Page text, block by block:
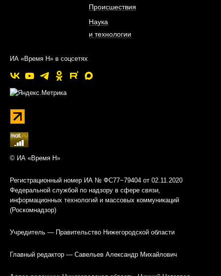
Происшествия
Наука
и технологии
ИА «Время Н» в соцсетях
© ИА «Время Н»
Регистрационный номер ИА № ФС77−79404 от 02.11.2020
Федеральной службой по надзору в сфере связи,
информационных технологий и массовых коммуникаций
(Роскомнадзор)
Учредитель — Правительство Нижегородской области
Главный редактор — Савельев Александр Михайлович